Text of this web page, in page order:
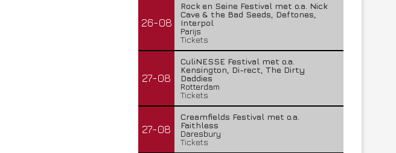
26-08
Rock en Seine Festival met o.a. Nick
Cave & the Bad Seeds, Deftones,
Interpol
Parijs
Tickets
27-08
CuliNESSE Festival met o.a.
Kensington, Di-rect, The Dirty
Daddies
Rotterdam
Tickets
27-08
Creamfields Festival met o.a.
Faithless
Daresbury
Tickets